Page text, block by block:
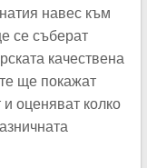
навес към
се съберат
качествена
ще покажат
оценяват колко